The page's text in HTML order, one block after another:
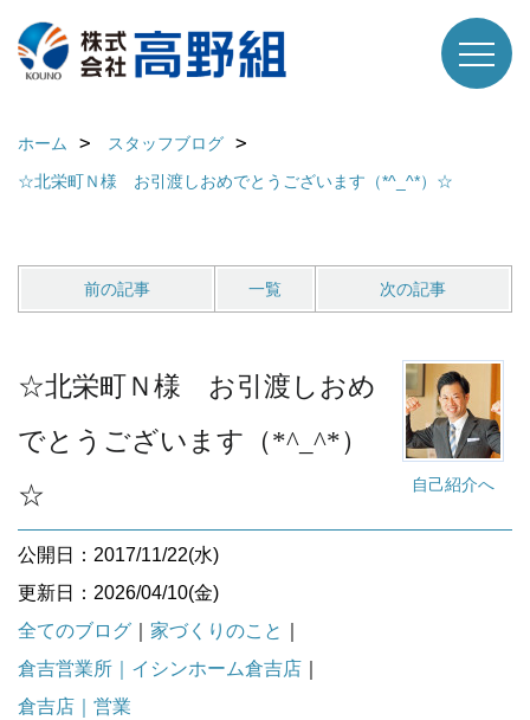
ホーム
スタッフブログ
☆北栄町Ｎ様 お引渡しおめでとうございます（*^_^*）☆
前の記事 一覧 次の記事
自己紹介へ
☆北栄町Ｎ様 お引渡しおめ
でとうございます（*^_^*）
☆
公開日：2017/11/22(水)
更新日：2026/04/10(金)
全てのブログ
家づくりのこと
倉吉営業所｜イシンホーム倉吉店
倉吉店｜営業